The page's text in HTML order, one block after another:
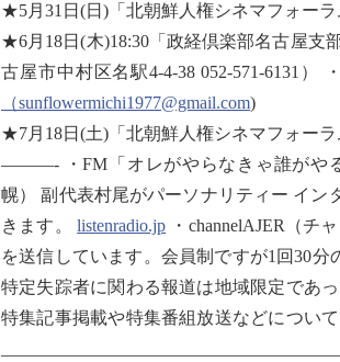
★5月31日(日)「北朝鮮人権シネマフォー
★6月18日(木)18:30「政経倶楽部名古屋
古屋市中村区名駅4-4-38 052-571-6131
（sunflowermichi1977@gmail.com)
★7月18日(土)「北朝鮮人権シネマフォー
———- ・FM「オレがやらなきゃ誰がやる
幌） 副代表村尾がパーソナリティー イン
きます。listenradio.jp ・channelAJER（
を送信しています。会員制ですが1回30
特定失踪者に関わる報道は地域限定であ
特集記事掲載や特集番組放送などについ